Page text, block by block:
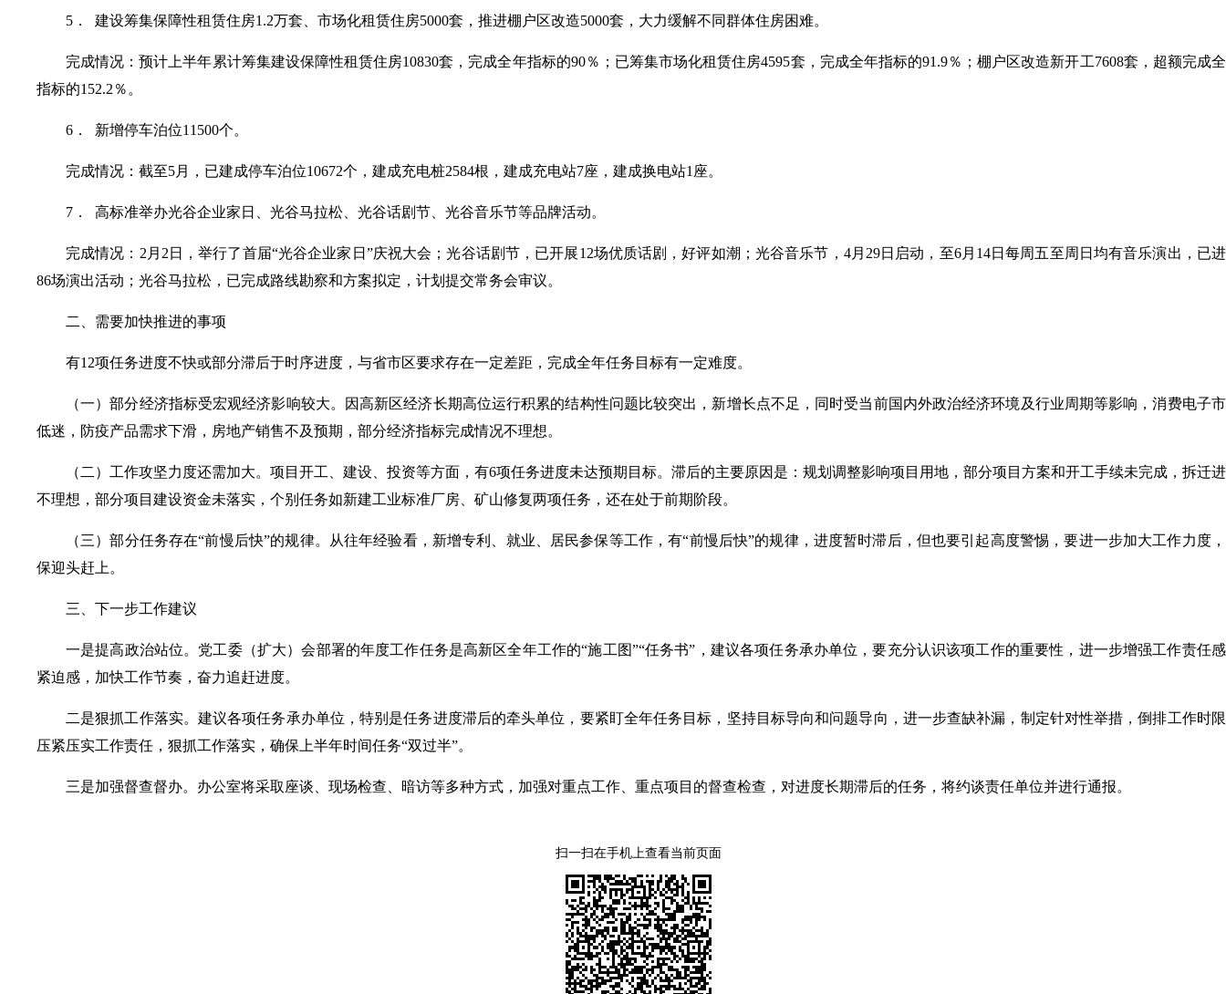
5． 建设筹集保障性租赁住房1.2万套、市场化租赁住房5000套，推进棚户区改造5000套，大力缓解不同群体住房困难。
完成情况：预计上半年累计筹集建设保障性租赁住房10830套，完成全年指标的90％；已筹集市场化租赁住房4595套，完成全年指标的91.9％；棚户区改造新开工7608套，超额完成
指标的152.2％。
6． 新增停车泊位11500个。
完成情况：截至5月，已建成停车泊位10672个，建成充电桩2584根，建成充电站7座，建成换电站1座。
7． 高标准举办光谷企业家日、光谷马拉松、光谷话剧节、光谷音乐节等品牌活动。
完成情况：2月2日，举行了首届“光谷企业家日”庆祝大会；光谷话剧节，已开展12场优质话剧，好评如潮；光谷音乐节，4月29日启动，至6月14日每周五至周日均有音乐演出，已
86场演出活动；光谷马拉松，已完成路线勘察和方案拟定，计划提交常务会审议。
二、需要加快推进的事项
有12项任务进度不快或部分滞后于时序进度，与省市区要求存在一定差距，完成全年任务目标有一定难度。
（一）部分经济指标受宏观经济影响较大。因高新区经济长期高位运行积累的结构性问题比较突出，新增长点不足，同时受当前国内外政治经济环境及行业周期等影响，消费电子
低迷，防疫产品需求下滑，房地产销售不及预期，部分经济指标完成情况不理想。
（二）工作攻坚力度还需加大。项目开工、建设、投资等方面，有6项任务进度未达预期目标。滞后的主要原因是：规划调整影响项目用地，部分项目方案和开工手续未完成，拆迁
不理想，部分项目建设资金未落实，个别任务如新建工业标准厂房、矿山修复两项任务，还在处于前期阶段。
（三）部分任务存在“前慢后快”的规律。从往年经验看，新增专利、就业、居民参保等工作，有“前慢后快”的规律，进度暂时滞后，但也要引起高度警惕，要进一步加大工作力度
保迎头赶上。
三、下一步工作建议
一是提高政治站位。党工委（扩大）会部署的年度工作任务是高新区全年工作的“施工图”“任务书”，建议各项任务承办单位，要充分认识该项工作的重要性，进一步增强工作责任
紧迫感，加快工作节奏，奋力追赶进度。
二是狠抓工作落实。建议各项任务承办单位，特别是任务进度滞后的牵头单位，要紧盯全年任务目标，坚持目标导向和问题导向，进一步查缺补漏，制定针对性举措，倒排工作时
压紧压实工作责任，狠抓工作落实，确保上半年时间任务“双过半”。
三是加强督查督办。办公室将采取座谈、现场检查、暗访等多种方式，加强对重点工作、重点项目的督查检查，对进度长期滞后的任务，将约谈责任单位并进行通报。
扫一扫在手机上查看当前页面